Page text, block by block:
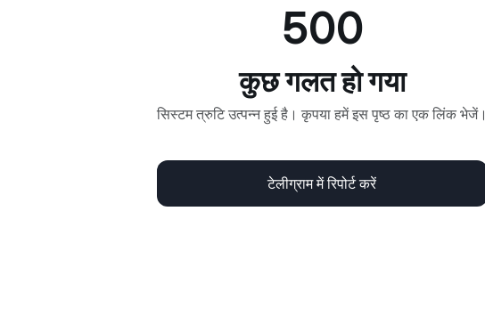
500
कुछ गलत हो गया
सिस्टम त्रुटि उत्पन्न हुई है। कृपया हमें इस पृष्ठ का एक लिंक भेजें।
टेलीग्राम में रिपोर्ट करें